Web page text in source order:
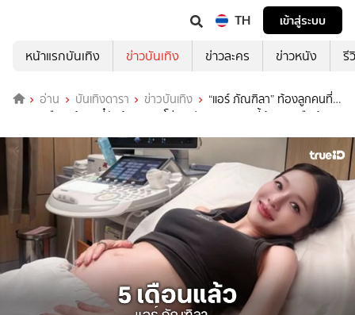
TH
เข้าสู่ระบบ
หน้าแรกบันเทิง
ข่าวบันเทิง ข่าวละคร ข่าวหนัง รี
อ่าน บันเทิงดารา ข่าวบันเทิง
“แอร์ ภัณฑิลา” ท้องลูกคนที่
สอง 5 เดือนแล้ว เบบี๋ตัวน้อย จมูกโด่ง-รูปแบบสวย คนนี้ผู้หญิงหรือผู้ชาย